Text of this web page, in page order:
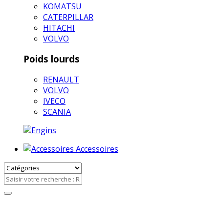
KOMATSU
CATERPILLAR
HITACHI
VOLVO
Poids lourds
RENAULT
VOLVO
IVECO
SCANIA
Accessoires